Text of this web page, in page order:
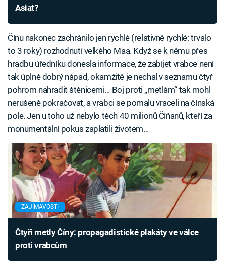
Asiat?
Čínu nakonec zachránilo jen rychlé (relativně rychlé: trvalo
to 3 roky) rozhodnutí velkého Maa. Když se k němu přes
hradbu úředníku donesla informace, že zabíjet vrabce není
tak úplně dobrý nápad, okamžitě je nechal v seznamu čtyř
pohrom nahradit štěnicemi… Boj proti „metlám“ tak mohl
nerušeně pokračovat, a vrabci se pomalu vraceli na čínská
pole. Jen u toho už nebylo těch 40 milionů Číňanů, kteří za
monumentální pokus zaplatili životem…
ZAJÍMAVOSTI
Čtyři metly Číny: propagadistické plakáty ve válce
proti vrabcům